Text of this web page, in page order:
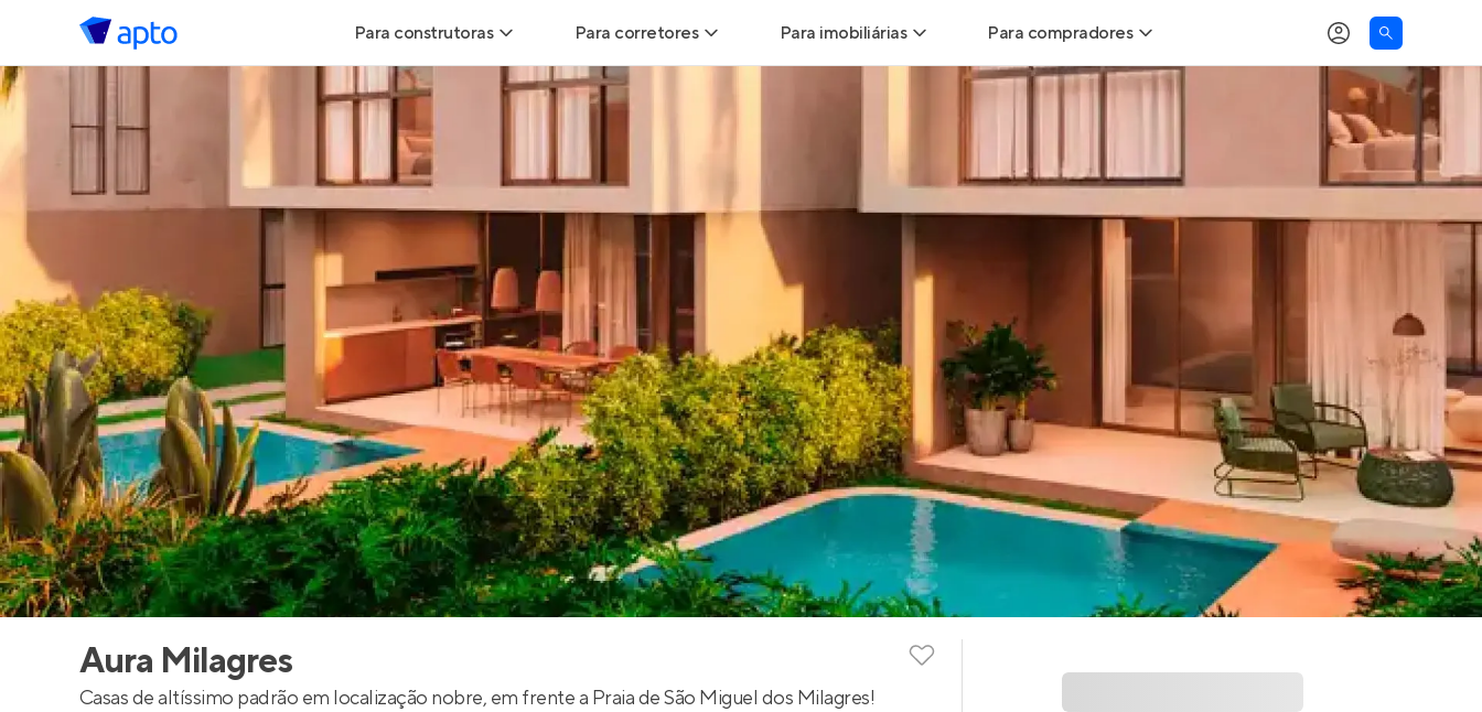
Para construtoras
Geração de Leads
Geração de Visitas
Geração de Vendas
Maiores Construtoras
Parcerias Imobiliárias
Anunciar Imóveis
Para corretores
Leads para Corretores
Parcerias imobiliárias
Hub de Corretores
Perfil Verificado
Anunciar imóveis
Para imobiliárias
Anunciar imóveis
Para compradores
Calcule seu Poder de Compra
Comprar x Alugar
Correção do INCC
Simulador de Financiamento
Encontre um corretor
Aura Milagres
Casas de altíssimo padrão em localização nobre, em frente a Praia de São Miguel dos Milagres!